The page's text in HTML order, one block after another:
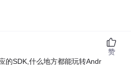
的SDK,什么地方都能玩转Andr
赞